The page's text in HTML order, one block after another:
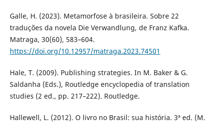
Galle, H. (2023). Metamorfose à brasileira. Sobre 22
traduções da novela Die Verwandlung, de Franz Kafka.
Matraga, 30(60), 583–604.
https://doi.org/10.12957/matraga.2023.74501
Hale, T. (2009). Publishing strategies. In M. Baker & G.
Saldanha (Eds.), Routledge encyclopedia of translation
studies (2 ed., pp. 217–222). Routledge.
Hallewell, L. (2012). O livro no Brasil: sua história. 3ª ed. (M.